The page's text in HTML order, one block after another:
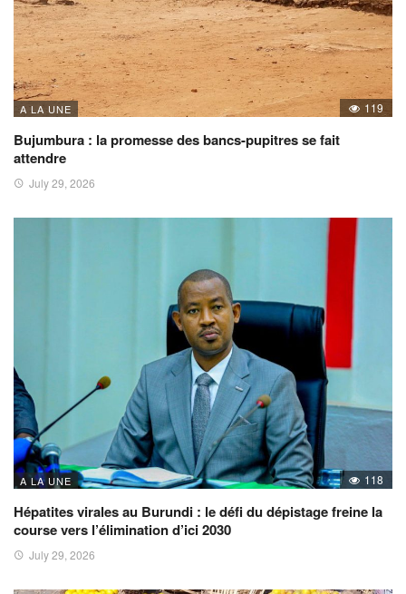
A LA UNE 119
Bujumbura : la promesse des bancs-pupitres se fait
attendre
July 29, 2026
A LA UNE 118
Hépatites virales au Burundi : le défi du dépistage freine la
course vers l’élimination d’ici 2030
July 29, 2026